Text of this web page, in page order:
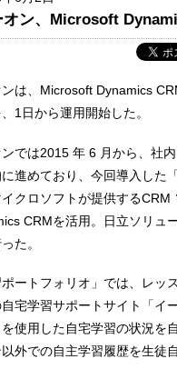
オン、Microsoft
は、Microsoft Dynamics
1日から運用開始した。
では2015 年 6 月から、社
進めており、今回導入した
クロソフトが提供するCRM
CRMを活用。日立ソリュ
た。
ポートフォリオ」では、レッ
宅学習サポートサイト「イ
使用した自宅学習の状況を
以外での自主学習履歴を生徒